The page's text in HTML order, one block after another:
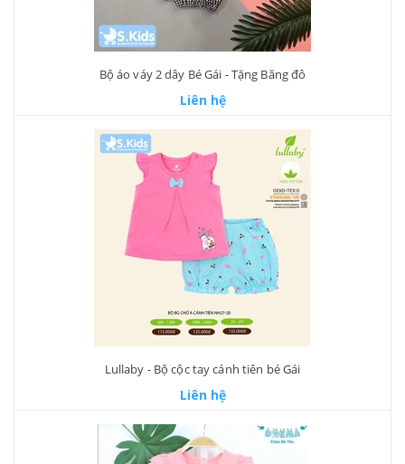
Bộ áo váy 2 dây Bé Gái - Tặng Băng đô
Liên hệ
Lullaby - Bộ cộc tay cánh tiên bé Gái
Liên hệ